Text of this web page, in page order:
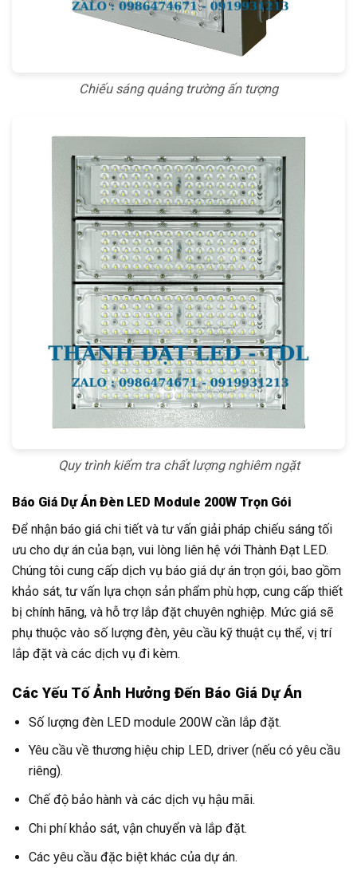
Chiếu sáng quảng trường ấn tượng
Quy trình kiểm tra chất lượng nghiêm ngặt
Báo Giá Dự Án Đèn LED Module 200W Trọn Gói
Để nhận báo giá chi tiết và tư vấn giải pháp chiếu sáng tối
ưu cho dự án của bạn, vui lòng liên hệ với Thành Đạt LED.
Chúng tôi cung cấp dịch vụ báo giá dự án trọn gói, bao gồm
khảo sát, tư vấn lựa chọn sản phẩm phù hợp, cung cấp thiết
bị chính hãng, và hỗ trợ lắp đặt chuyên nghiệp. Mức giá sẽ
phụ thuộc vào số lượng đèn, yêu cầu kỹ thuật cụ thể, vị trí
lắp đặt và các dịch vụ đi kèm.
Các Yếu Tố Ảnh Hưởng Đến Báo Giá Dự Án
Số lượng đèn LED module 200W cần lắp đặt.
Yêu cầu về thương hiệu chip LED, driver (nếu có yêu cầu
riêng).
Chế độ bảo hành và các dịch vụ hậu mãi.
Chi phí khảo sát, vận chuyển và lắp đặt.
Các yêu cầu đặc biệt khác của dự án.